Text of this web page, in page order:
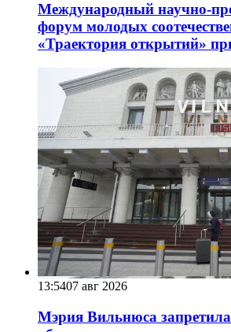
Международный научно-
форум молодых
«Траектория открытий»
13:5407 авг 2026
Мэрия Вильнюса